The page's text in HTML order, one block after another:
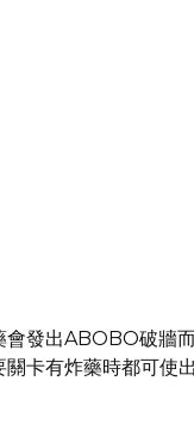
發出ABOBO破牆而
卡有炸藥時都可使出